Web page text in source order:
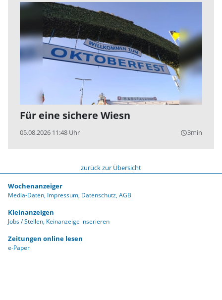
Für eine sichere Wiesn
05.08.2026 11:48 Uhr query_builder3min
zurück zur Übersicht
Wochenanzeiger
Media-Daten Impressum Datenschutz AGB
Kleinanzeigen
Jobs / Stellen Keinanzeige inserieren
Zeitungen online lesen
e-Paper